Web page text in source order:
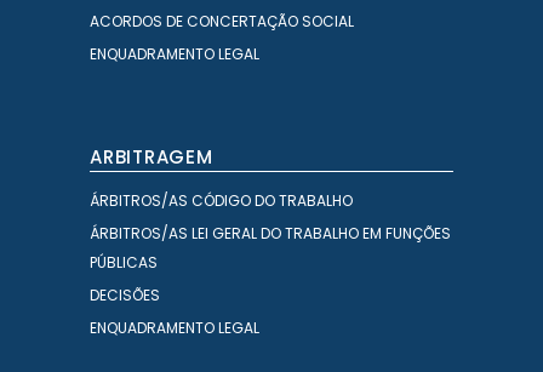
ACORDOS DE CONCERTAÇÃO SOCIAL
ENQUADRAMENTO LEGAL
ARBITRAGEM
ÁRBITROS/AS CÓDIGO DO TRABALHO
ÁRBITROS/AS LEI GERAL DO TRABALHO EM FUNÇÕES
PÚBLICAS
DECISÕES
ENQUADRAMENTO LEGAL